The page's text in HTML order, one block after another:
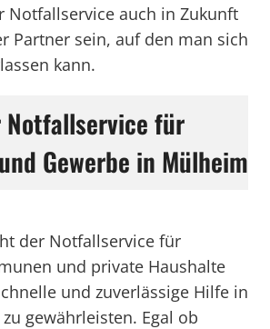
Notfallservice auch in Zukunft
Partner sein, auf den man sich
kann.
Notfallservice für
Gewerbe in Mülheim
der Notfallservice für
und private Haushalte
und zuverlässige Hilfe in
gewährleisten. Egal ob